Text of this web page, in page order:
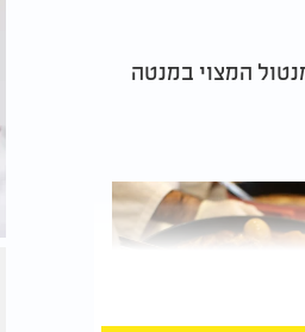
המצוי במנטה